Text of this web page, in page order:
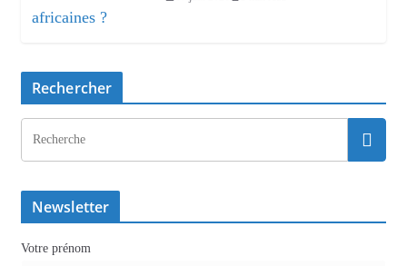
Rechercher
Newsletter
Votre prénom